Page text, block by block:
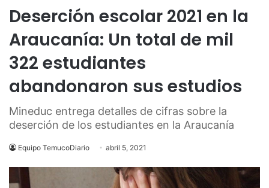
Deserción escolar 2021 en la
Araucanía: Un total de mil
322 estudiantes
abandonaron sus estudios
Mineduc entrega detalles de cifras sobre la
deserción de los estudiantes en la Araucanía
Equipo TemucoDiario abril 5, 2021